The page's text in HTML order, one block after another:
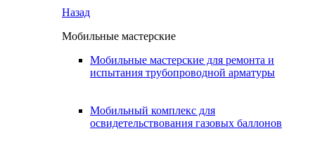
Назад
Мобильные мастерские
Мобильные мастерские для ремонта и
испытания трубопроводной арматуры
Мобильный комплекс для
освидетельствования газовых баллонов